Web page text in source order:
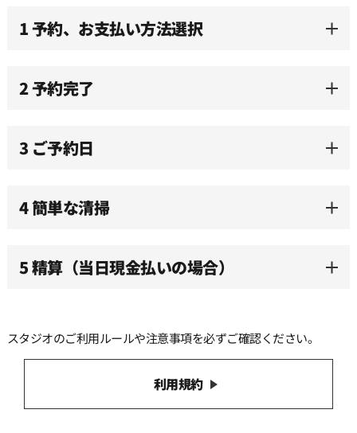
11:00
11:30
12:00
1 予約、お支払い方法選択
2 予約完了
3 ご予約日
4 簡単な清掃
5 精算（当日現金払いの場合）
スタジオのご利用ルールや注意事項を必ずご確認ください。
利用規約